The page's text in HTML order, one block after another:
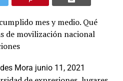
mes y medio. Qué
de movilización nacional
Mora junio 11, 2021